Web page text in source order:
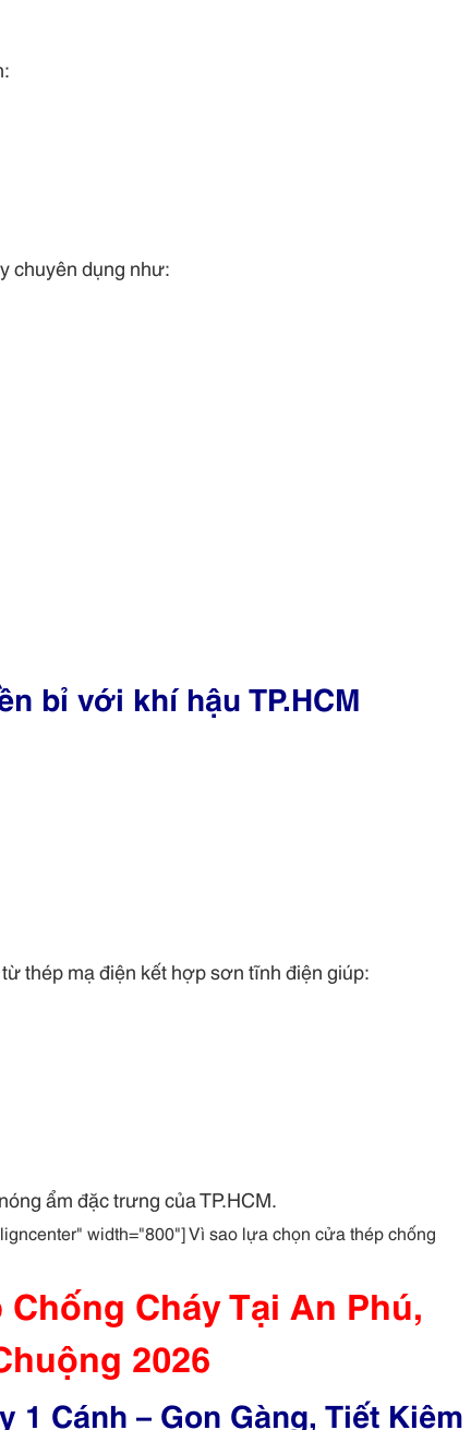
chuyên dụng như:
bỉ với khí hậu TP.HCM
thép mạ điện kết hợp sơn tĩnh điện giúp:
ẩm đặc trưng của TP.HCM.
width="800"] Vì sao lựa chọn cửa thép chống
Cháy Tại An Phú,
2026
1 Cánh – Gọn Gàng, Tiết Kiệm